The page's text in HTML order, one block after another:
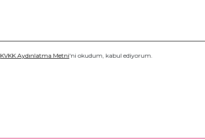
KVKK Aydınlatma Metni'ni okudum, kabul ediyorum.